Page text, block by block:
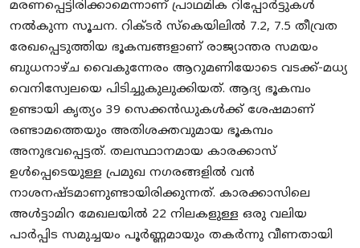
മരണപ്പെട്ടിരിക്കാമെന്നാണ് പ്രാഥമിക റിപ്പോർട്ടുകൾ
നൽകുന്ന സൂചന. റിക്ടർ സ്കെയിലിൽ 7.2, 7.5 തീവ്രത
രേഖപ്പെടുത്തിയ ഭൂകമ്പങ്ങളാണ് രാജ്യാന്തര സമയം
ബുധനാഴ്ച വൈകുന്നേരം ആറുമണിയോടെ വടക്ക്-മധ്യ
വെനിസ്വേലയെ പിടിച്ചുകുലുക്കിയത്. ആദ്യ ഭൂകമ്പം
ഉണ്ടായി കൃത്യം 39 സെക്കൻഡുകൾക്ക് ശേഷമാണ്
രണ്ടാമത്തെയും അതിശക്തവുമായ ഭൂകമ്പം
അനുഭവപ്പെട്ടത്. തലസ്ഥാനമായ കാരക്കാസ്
ഉൾപ്പെടെയുള്ള പ്രമുഖ നഗരങ്ങളിൽ വൻ
നാശനഷ്ടമാണുണ്ടായിരിക്കുന്നത്. കാരക്കാസിലെ
അൾട്ടാമിറ മേഖലയിൽ 22 നിലകളുള്ള ഒരു വലിയ
പാർപ്പിട സമുച്ചയം പൂർണ്ണമായും തകർന്നു വീണതായി